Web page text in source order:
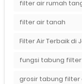
filter air rumah
filter air tanah
fungsi tabung filter
grosir tabung filter